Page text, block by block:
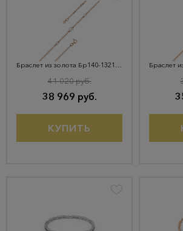
Браслет из золота Бр140-1321-17,0
38 969 руб.
41 020 руб.
КУПИТЬ